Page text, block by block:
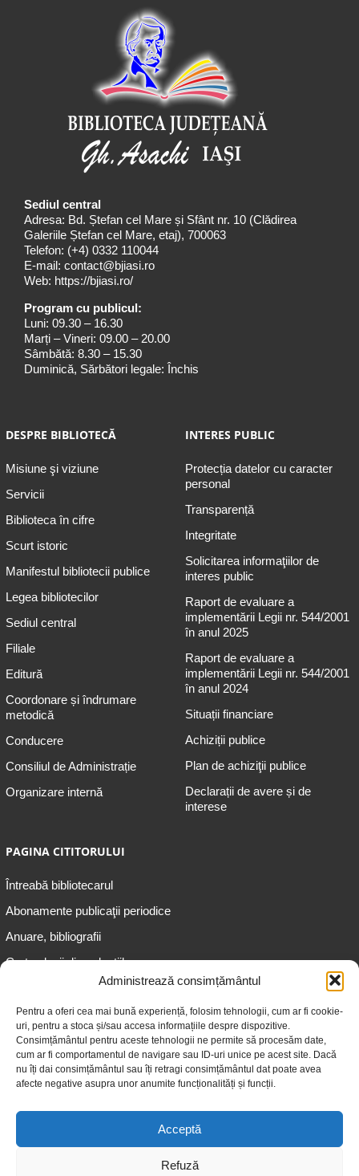
Administrează consimțământul
Pentru a oferi cea mai bună experiență, folosim tehnologii, cum ar fi cookie-
uri, pentru a stoca și/sau accesa informațiile despre dispozitive.
Consimțământul pentru aceste tehnologii ne permite să procesăm date,
cum ar fi comportamentul de navigare sau ID-uri unice pe acest site. Dacă
nu îți dai consimțământul sau îți retragi consimțământul dat poate avea
afecte negative asupra unor anumite funcționalități și funcții.
Acceptă
Refuză
Sediul central
Adresa: Bd. Ștefan cel Mare și Sfânt nr. 10 (Clădirea
Galeriile Ștefan cel Mare, etaj), 700063
Telefon: (+4) 0332 110044
E-mail: contact@bjiasi.ro
Web: https://bjiasi.ro/
Program cu publicul:
Luni: 09.30 – 16.30
Marți – Vineri: 09.00 – 20.00
Sâmbătă: 8.30 – 15.30
Duminică, Sărbători legale: Închis
DESPRE BIBLIOTECĂ
Misiune şi viziune
Servicii
Biblioteca în cifre
Scurt istoric
Manifestul bibliotecii publice
Legea bibliotecilor
Sediul central
Filiale
Editură
Coordonare și îndrumare
metodică
Conducere
Consiliul de Administrație
Organizare internă
INTERES PUBLIC
Protecția datelor cu caracter
personal
Transparență
Integritate
Solicitarea informaţiilor de
interes public
Raport de evaluare a
implementării Legii nr. 544/2001
în anul 2025
Raport de evaluare a
implementării Legii nr. 544/2001
în anul 2024
Situații financiare
Achiziții publice
Plan de achiziţii publice
Declarații de avere și de
interese
PAGINA CITITORULUI
Întreabă bibliotecarul
Abonamente publicaţii periodice
Anuare, bibliografii
Cartea lunii din colecțiile
Informații pentru adolescenți
Informații pentru adulți
Informații pentru seniori